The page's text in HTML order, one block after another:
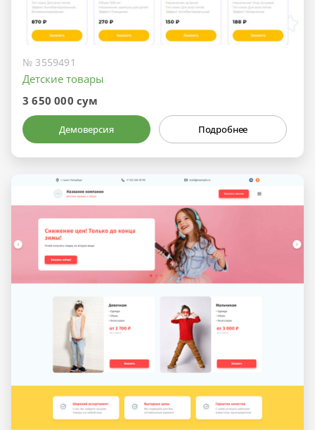
№ 3559491
Детские товары
3 650 000 сум
Демоверсия Подробнее